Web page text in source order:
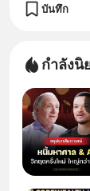
บันทึก
กำลังนิ